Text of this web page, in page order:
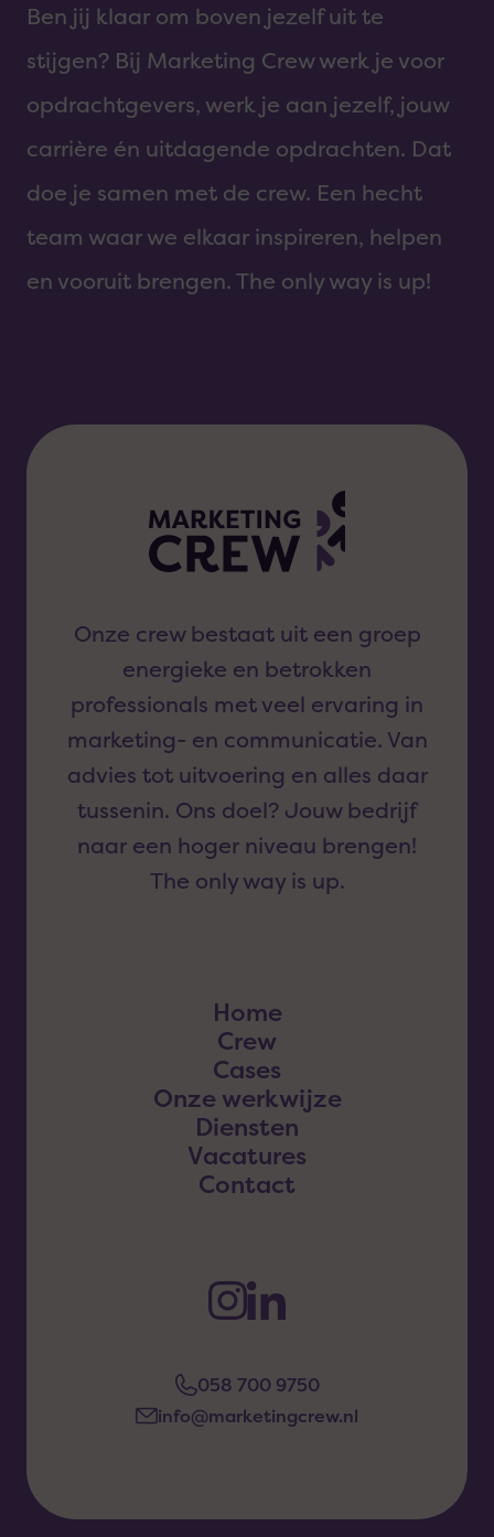
Ben jij klaar om boven jezelf uit te
stijgen? Bij Marketing Crew werk je voor
opdrachtgevers, werk je aan jezelf, jouw
carrière én uitdagende opdrachten. Dat
doe je samen met de crew. Een hecht
team waar we elkaar inspireren, helpen
en vooruit brengen. The only way is up!
Onze crew bestaat uit een groep
energieke en betrokken
professionals met veel ervaring in
marketing- en communicatie. Van
advies tot uitvoering en alles daar
tussenin. Ons doel? Jouw bedrijf
naar een hoger niveau brengen!
The only way is up.
Home
Crew
Cases
Onze werkwijze
Diensten
Vacatures
Contact
058 700 9750
info@marketingcrew.nl